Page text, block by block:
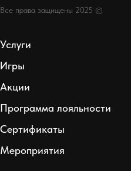
Все права защищены 2025 ©
Услуги
Игры
Акции
Программа лояльности
Сертификаты
Мероприятия